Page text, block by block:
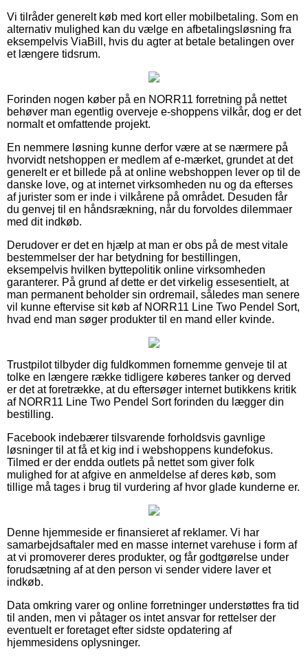
Vi tilråder generelt køb med kort eller mobilbetaling. Som en
alternativ mulighed kan du vælge en afbetalingsløsning fra
eksempelvis ViaBill, hvis du agter at betale betalingen over
et længere tidsrum.
Forinden nogen køber på en NORR11 forretning på nettet
behøver man egentlig overveje e-shoppens vilkår, dog er det
normalt et omfattende projekt.
En nemmere løsning kunne derfor være at se nærmere på
hvorvidt netshoppen er medlem af e-mærket, grundet at det
generelt er et billede på at online webshoppen lever op til de
danske love, og at internet virksomheden nu og da efterses
af jurister som er inde i vilkårene på området. Desuden får
du genvej til en håndsrækning, når du forvoldes dilemmaer
med dit indkøb.
Derudover er det en hjælp at man er obs på de mest vitale
bestemmelser der har betydning for bestillingen,
eksempelvis hvilken byttepolitik online virksomheden
garanterer. På grund af dette er det virkelig essesentielt, at
man permanent beholder sin ordremail, således man senere
vil kunne eftervise sit køb af NORR11 Line Two Pendel Sort,
hvad end man søger produkter til en mand eller kvinde.
Trustpilot tilbyder dig fuldkommen fornemme genveje til at
tolke en længere række tidligere køberes tanker og derved
er det at foretrække, at du eftersøger internet butikkens kritik
af NORR11 Line Two Pendel Sort forinden du lægger din
bestilling.
Facebook indebærer tilsvarende forholdsvis gavnlige
løsninger til at få et kig ind i webshoppens kundefokus.
Tilmed er der endda outlets på nettet som giver folk
mulighed for at afgive en anmeldelse af deres køb, som
tillige må tages i brug til vurdering af hvor glade kunderne er.
Denne hjemmeside er finansieret af reklamer. Vi har
samarbejdsaftaler med en masse internet varehuse i form af
at vi promoverer deres produkter, og får godtgørelse under
forudsætning af at den person vi sender videre laver et
indkøb.
Data omkring varer og online forretninger understøttes fra tid
til anden, men vi påtager os intet ansvar for rettelser der
eventuelt er foretaget efter sidste opdatering af
hjemmesidens oplysninger.